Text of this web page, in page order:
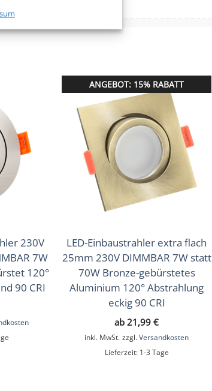
von
230V
7W
120°
90 CRI
ANGEBOT: 15% RABATT
LED-Einbaustrahler extra flach
25mm 230V DIMMBAR 7W statt
70W Bronze-gebürstetes
Aluminium 120° Abstrahlung
eckig 90 CRI
ab 21,99 €
inkl. MwSt. zzgl.Versandkosten
Lieferzeit: 1-3 Tage